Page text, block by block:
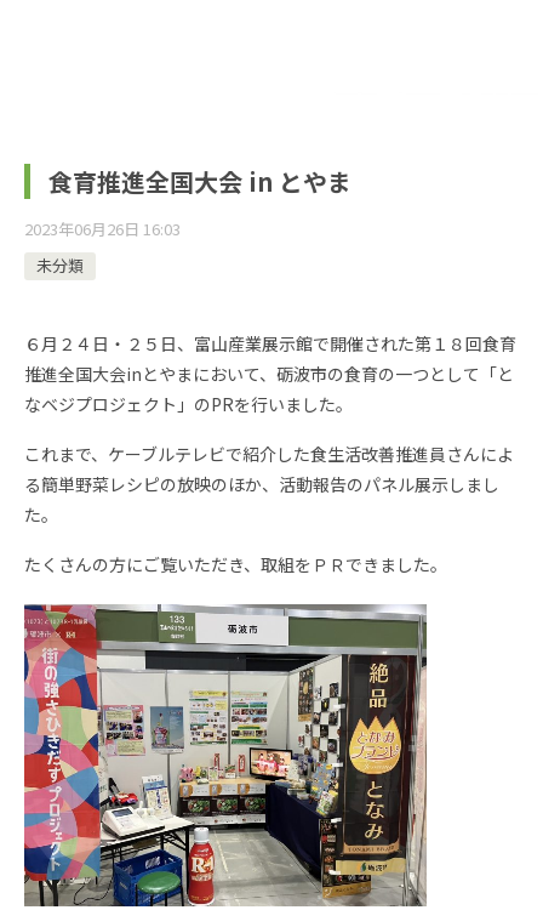
食育推進全国大会 in とやま
2023年06月26日 16:03
未分類
６月２４日・２５日、富山産業展示館で開催された第１８回食育
推進全国大会inとやまにおいて、砺波市の食育の一つとして「と
なベジプロジェクト」のPRを行いました。
これまで、ケーブルテレビで紹介した食生活改善推進員さんによ
る簡単野菜レシピの放映のほか、活動報告のパネル展示しまし
た。
たくさんの方にご覧いただき、取組をＰＲできました。